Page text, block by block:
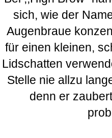
sich, wie der
Augenbraue
für einen kleinen,
Lidschatten
Stelle nie allzu
denn er